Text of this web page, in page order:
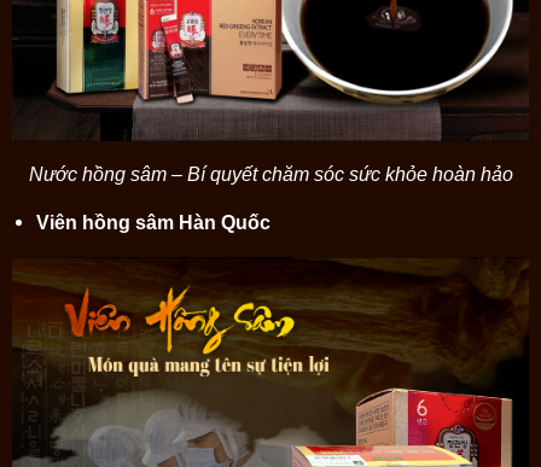
Nước hồng sâm – Bí quyết chăm sóc sức khỏe hoàn hảo
Viên hồng sâm Hàn Quốc